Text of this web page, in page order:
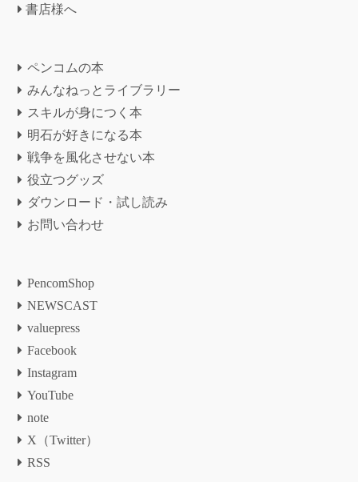
書店様へ
ペンコムの本
みんなねっとライブラリー
スキルが身につく本
明石が好きになる本
戦争を風化させない本
役立つグッズ
ダウンロード・試し読み
お問い合わせ
PencomShop
NEWSCAST
valuepress
Facebook
Instagram
YouTube
note
X（Twitter）
RSS